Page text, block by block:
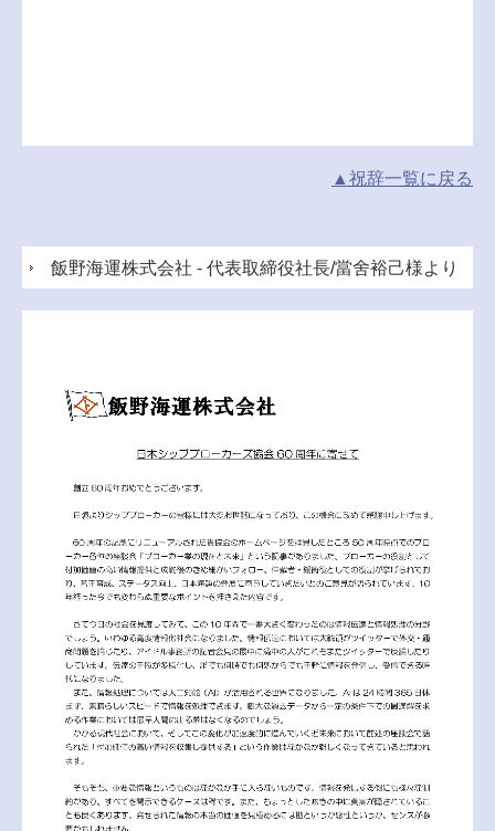
▲祝辞一覧に戻る
飯野海運株式会社 - 代表取締役社長/當舍裕己様より